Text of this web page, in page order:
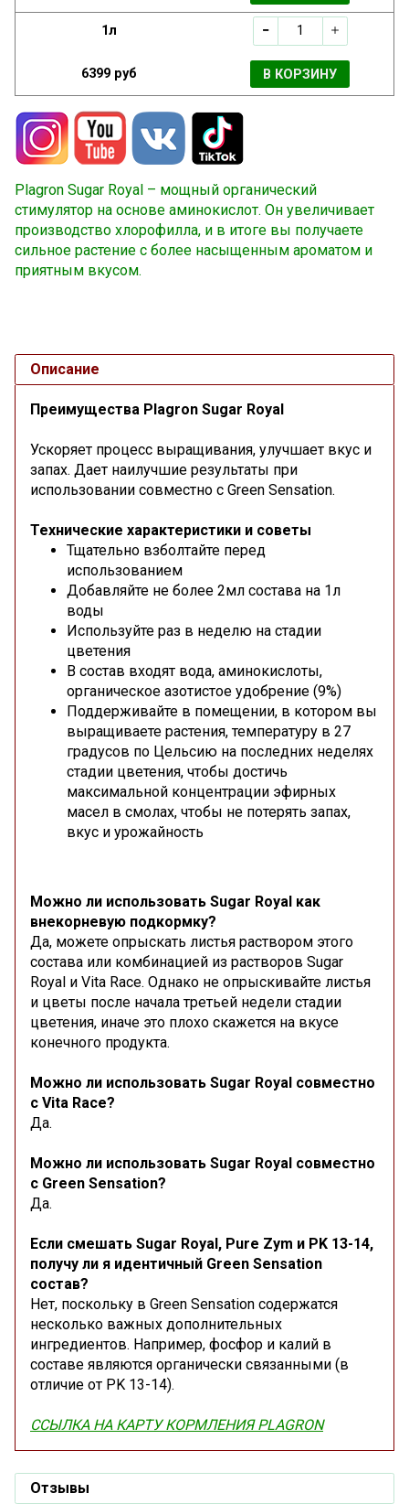
1л
6399 руб В КОРЗИНУ
Plagron Sugar Royal – мощный органический
стимулятор на основе аминокислот. Он увеличивает
производство хлорофилла, и в итоге вы получаете
сильное растение с более насыщенным ароматом и
приятным вкусом.
Описание
Преимущества Plagron Sugar Royal
Ускоряет процесс выращивания, улучшает вкус и
запах. Дает наилучшие результаты при
использовании совместно с Green Sensation.
Технические характеристики и советы
Тщательно взболтайте перед
использованием
Добавляйте не более 2мл состава на 1л
воды
Используйте раз в неделю на стадии
цветения
В состав входят вода, аминокислоты,
органическое азотистое удобрение (9%)
Поддерживайте в помещении, в котором вы
выращиваете растения, температуру в 27
градусов по Цельсию на последних неделях
стадии цветения, чтобы достичь
максимальной концентрации эфирных
масел в смолах, чтобы не потерять запах,
вкус и урожайность
Можно ли использовать Sugar Royal как
внекорневую подкормку?
Да, можете опрыскать листья раствором этого
состава или комбинацией из растворов Sugar
Royal и Vita Race. Однако не опрыскивайте листья
и цветы после начала третьей недели стадии
цветения, иначе это плохо скажется на вкусе
конечного продукта.
Можно ли использовать Sugar Royal совместно
с Vita Race?
Да.
Можно ли использовать Sugar Royal совместно
с Green Sensation?
Да.
Если смешать Sugar Royal, Pure Zym и PK 13-14,
получу ли я идентичный Green Sensation
состав?
Нет, поскольку в Green Sensation содержатся
несколько важных дополнительных
ингредиентов. Например, фосфор и калий в
составе являются органически связанными (в
отличие от PK 13-14).
ССЫЛКА НА КАРТУ КОРМЛЕНИЯ PLAGRON
Отзывы